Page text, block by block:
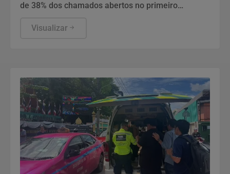
de 38% dos chamados abertos no primeiro
paulista.
Visualizar